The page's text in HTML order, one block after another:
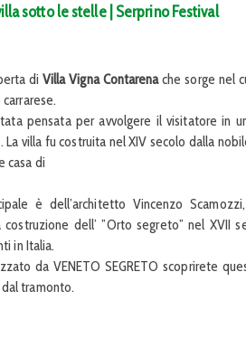
sotto le stelle | Serprino Festival
di Villa Vigna Contarenache sorge nel
pensata per avvolgere il visitatore in
villa fu costruita nel XIV secolo dalla
casa di
è dell’architetto Vincenzo
dell’ ”Orto segreto” nel XVII
in Italia.
da VENETO SEGRETO scoprirete
tramonto.